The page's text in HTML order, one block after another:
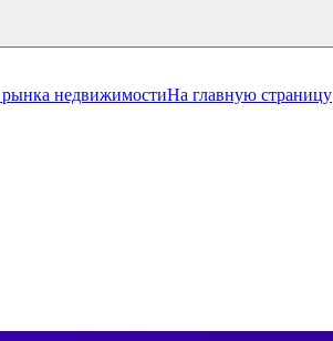
недвижимостиНа главную страницу